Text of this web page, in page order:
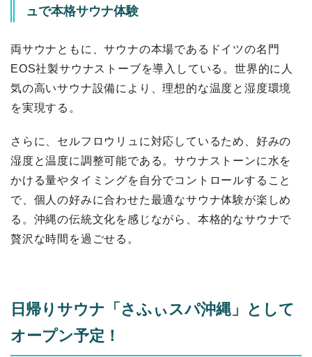
ュで本格サウナ体験
両サウナともに、サウナの本場であるドイツの名門
EOS社製サウナストーブを導入している。世界的に人
気の高いサウナ設備により、理想的な温度と湿度環境
を実現する。
さらに、セルフロウリュに対応しているため、好みの
湿度と温度に調整可能である。サウナストーンに水を
かける量やタイミングを自分でコントロールすること
で、個人の好みに合わせた最適なサウナ体験が楽しめ
る。沖縄の伝統文化を感じながら、本格的なサウナで
贅沢な時間を過ごせる。
日帰りサウナ「さふぃスパ沖縄」として
オープン予定！